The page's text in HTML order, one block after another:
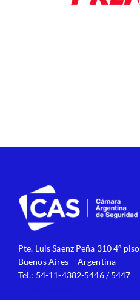
Pte. Luis Saenz Peña 310 4º piso
Buenos Aires – Argentina
Tel.: 54-11-4382-5446 / 5447